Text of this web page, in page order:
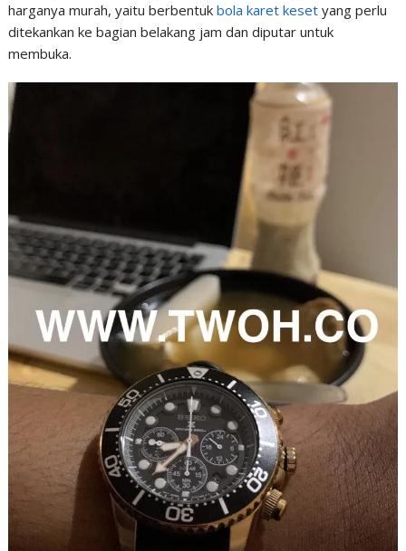
harganya murah, yaitu berbentuk bola karet kesetyang perlu
ditekankan ke bagian belakang jam dan diputar untuk
membuka.